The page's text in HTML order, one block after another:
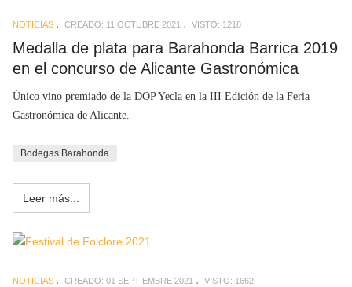
NOTICIAS CREADO: 11 OCTUBRE 2021 VISTO: 1218
Medalla de plata para Barahonda Barrica 2019
en el concurso de Alicante Gastronómica
Único vino premiado de la DOP Yecla en la III Edición de la Feria
Gastronómica de Alicante.
Bodegas Barahonda
Leer más...
NOTICIAS CREADO: 01 SEPTIEMBRE 2021 VISTO: 1662